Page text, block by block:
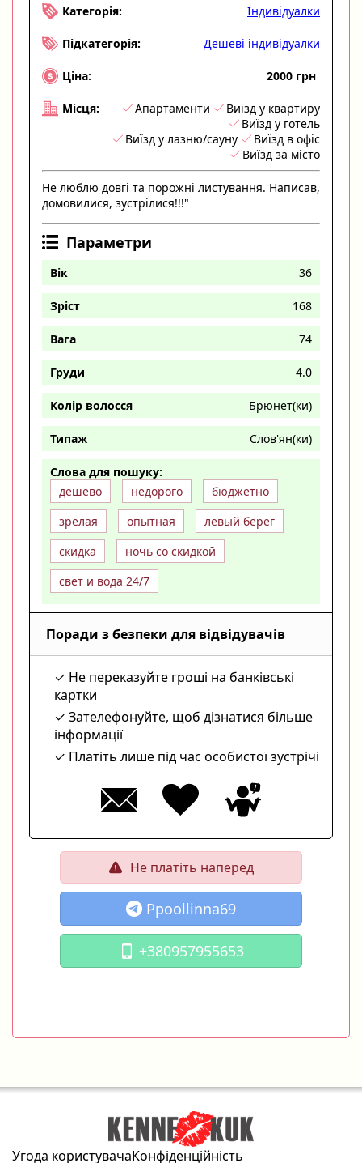
Категорія: Індивідуалки
Підкатегорія: Дешеві індивідуалки
Ціна: 2000 грн
Місця: Апартаменти
Виїзд у квартиру
Виїзд у готель
Виїзд у лазню/сауну
Виїзд в офіс
Виїзд за місто
Не люблю довгі та порожні листування. Написав,
домовилися, зустрілися!!!"
Параметри
Вік 36
Зріст 168
Вага 74
Груди 4.0
Колір волосся Брюнет(ки)
Типаж Слов'ян(ки)
Слова для пошуку:
дешево
недорого
бюджетно
зрелая
опытная
левый берег
скидка
ночь со скидкой
свет и вода 24/7
Поради з безпеки для відвідувачів
Не переказуйте гроші на банківські
картки
Зателефонуйте, щоб дізнатися більше
інформації
Платіть лише під час особистої зустрічі
Не платіть наперед
Ppoollinna69
+380957955653
Угода користувачаКонфіденційність